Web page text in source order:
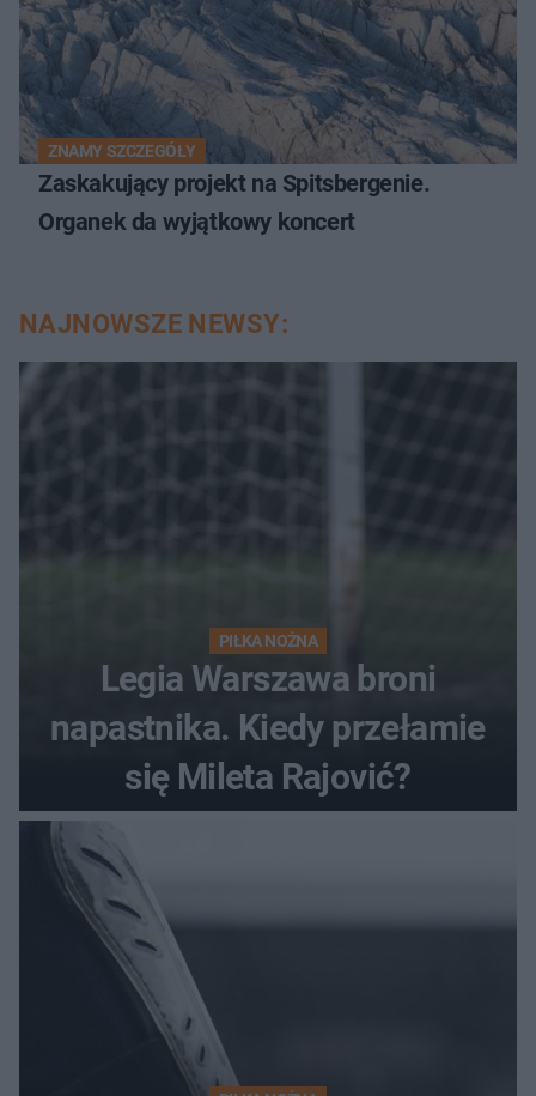
ZNAMY SZCZEGÓŁY
Zaskakujący projekt na Spitsbergenie.
Organek da wyjątkowy koncert
NAJNOWSZE NEWSY:
PIŁKA NOŻNA
Legia Warszawa broni
napastnika. Kiedy przełamie
się Mileta Rajović?